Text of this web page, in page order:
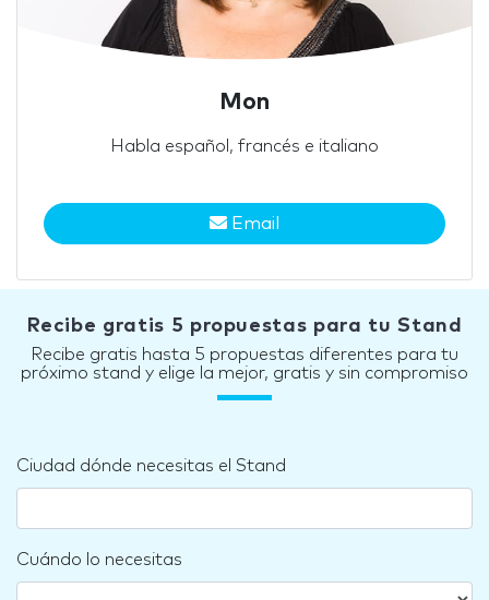
Mon
Habla español, francés e italiano
Email
Recibe gratis 5 propuestas para tu Stand
Recibe gratis hasta 5 propuestas diferentes para tu
próximo stand y elige la mejor, gratis y sin compromiso
Ciudad dónde necesitas el Stand
Cuándo lo necesitas